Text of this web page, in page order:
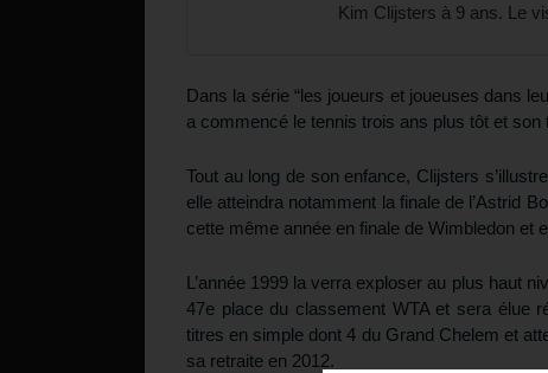
Kim Clijsters à 9 ans. Le
Dans la série “les joueurs et joueuses dans
a commencé le tennis trois ans plus tôt et
Tout au long de son enfance, Clijsters
elle atteindra notamment la finale de l’Astrid
cette même année en finale de Wimbledon et
L’année 1999 la verra exploser au plus haut
47e place du classement WTA et sera élue
titres en simple dont 4 du Grand Chelem et
sa retraite en 2012.